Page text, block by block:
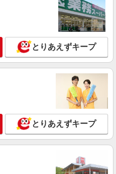
とりあえずキープ
とりあえずキープ